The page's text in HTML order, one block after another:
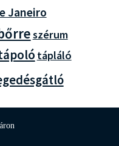
Janeiro
szérum
tápláló